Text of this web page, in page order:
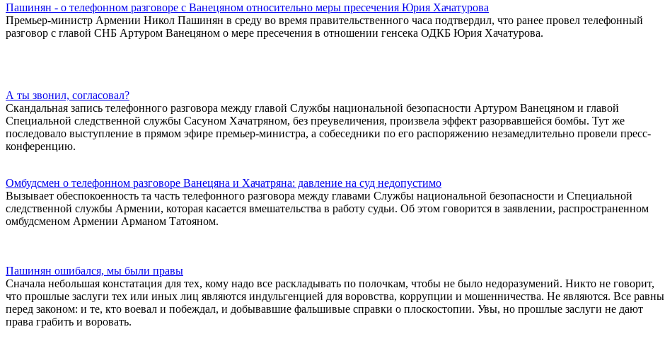
Пашинян - о телефонном разговоре с Ванецяном относительно меры пресечения Юрия Хачатурова
Премьер-министр Армении Никол Пашинян в среду во время правительственного часа подтвердил, что ранее провел телефонный
разговор с главой СНБ Артуром Ванецяном о мере пресечения в отношении генсека ОДКБ Юрия Хачатурова.
А ты звонил, согласовал?
Скандальная запись телефонного разговора между главой Службы национальной безопасности Артуром Ванецяном и главой
Специальной следственной службы Сасуном Хачатряном, без преувеличения, произвела эффект разорвавшейся бомбы. Тут же
последовало выступление в прямом эфире премьер-министра, а собеседники по его распоряжению незамедлительно провели пресс-
конференцию.
Омбудсмен о телефонном разговоре Ванецяна и Хачатряна: давление на суд недопустимо
Вызывает обеспокоенность та часть телефонного разговора между главами Службы национальной безопасности и Специальной
следственной службы Армении, которая касается вмешательства в работу судьи. Об этом говорится в заявлении, распространенном
омбудсменом Армении Арманом Татояном.
Пашинян ошибался, мы были правы
Сначала небольшая констатация для тех, кому надо все раскладывать по полочкам, чтобы не было недоразумений. Никто не говорит,
что прошлые заслуги тех или иных лиц являются индульгенцией для воровства, коррупции и мошенничества. Не являются. Все равны
перед законом: и те, кто воевал и побеждал, и добывавшие фальшивые справки о плоскостопии. Увы, но прошлые заслуги не дают
права грабить и воровать.